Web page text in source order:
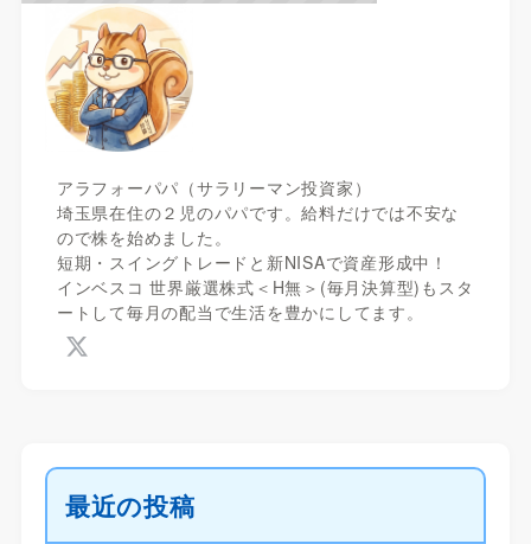
アラフォーパパ（サラリーマン投資家）
埼玉県在住の２児のパパです。給料だけでは不安な
ので株を始めました。
短期・スイングトレードと新NISAで資産形成中！
インベスコ 世界厳選株式＜H無＞(毎月決算型)もスタ
ートして毎月の配当で生活を豊かにしてます。
最近の投稿